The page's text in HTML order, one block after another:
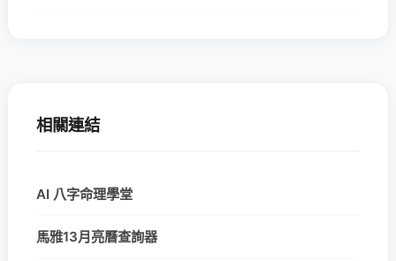
相關連結
AI 八字命理學堂
馬雅13月亮曆查詢器